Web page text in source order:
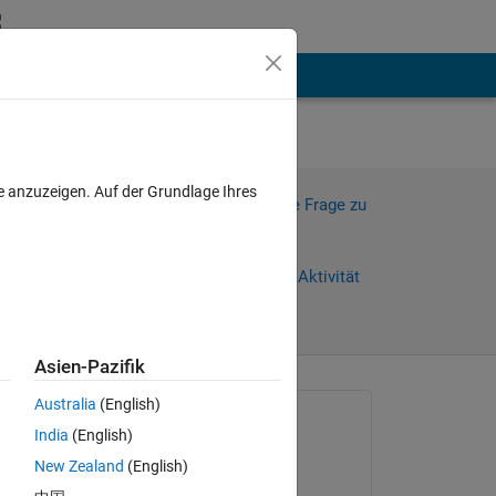
Melden Sie sich an, um diese Frage zu
Anmelden, um Aktivität
am 2 Apr. 2021
Auf der Grundlage Ihres
Asien-Pazifik
Australia (English)
India (English)
New Zealand (English)